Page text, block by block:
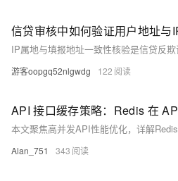
游客oopgq52nlgwdg 122
API 接口缓存策略：Redis 在
Alan_751 343